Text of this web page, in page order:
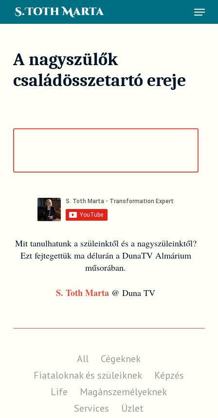
Menu
A nagyszülők
családösszetartó ereje
Mit tanulhatunk a szüleinktől és a nagyszüleinktől?
Ezt fejtegettük ma délurán a DunaTV Almárium
műsorában.
S. Toth Marta @ Duna TV
All
Cégeknek
Fiataloknak és szüleiknek
Képzés
Life
Magánszemélyeknek
Services
Üzlet